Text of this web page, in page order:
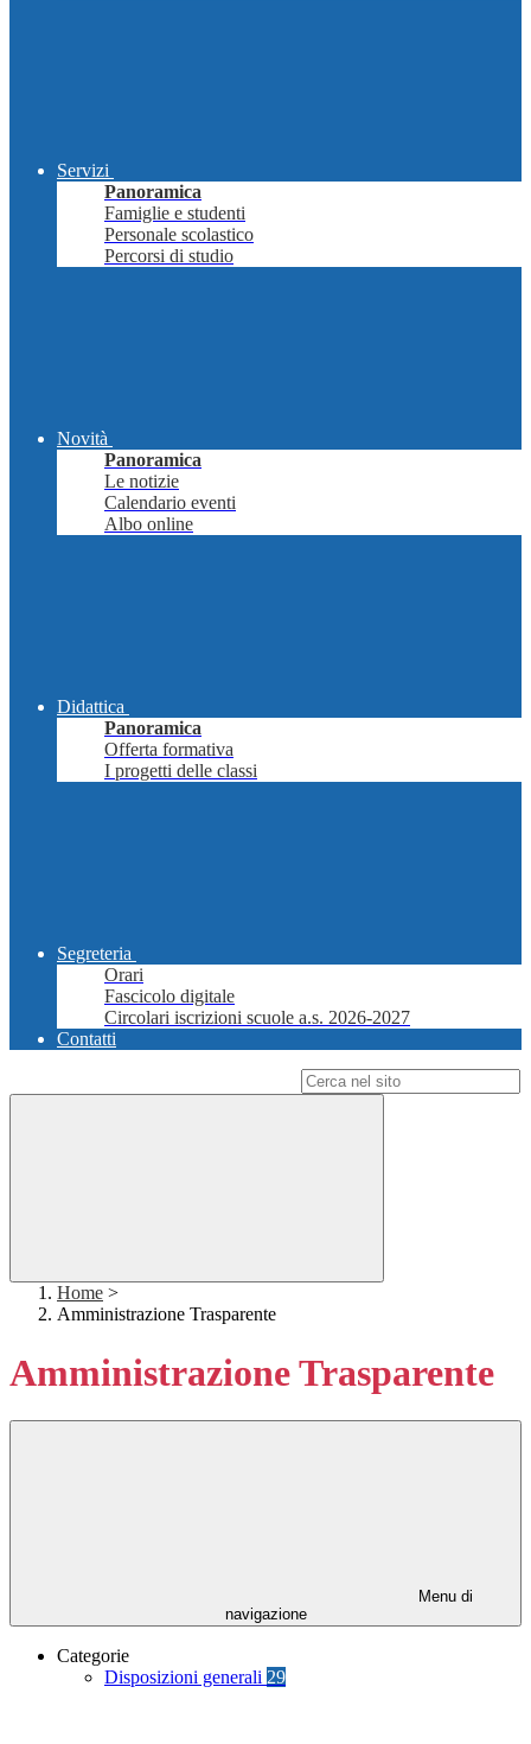
Servizi
Panoramica
Famiglie e studenti
Personale scolastico
Percorsi di studio
Novità
Panoramica
Le notizie
Calendario eventi
Albo online
Didattica
Panoramica
Offerta formativa
I progetti delle classi
Segreteria
Orari
Fascicolo digitale
Circolari iscrizioni scuole a.s. 2026-2027
Contatti
Home >
Amministrazione Trasparente
Amministrazione Trasparente
Menu di
navigazione
Categorie
Disposizioni generali 29